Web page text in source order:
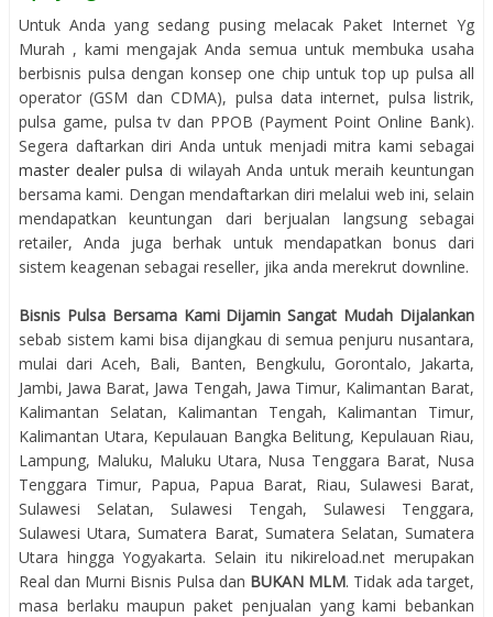
Untuk Anda yang sedang pusing melacak Paket Internet Yg
Murah , kami mengajak Anda semua untuk membuka usaha
berbisnis pulsa dengan konsep one chip untuk top up pulsa all
operator (GSM dan CDMA), pulsa data internet, pulsa listrik,
pulsa game, pulsa tv dan PPOB (Payment Point Online Bank).
Segera daftarkan diri Anda untuk menjadi mitra kami sebagai
master dealer pulsa di wilayah Anda untuk meraih keuntungan
bersama kami. Dengan mendaftarkan diri melalui web ini, selain
mendapatkan keuntungan dari berjualan langsung sebagai
retailer, Anda juga berhak untuk mendapatkan bonus dari
sistem keagenan sebagai reseller, jika anda merekrut downline.
Bisnis Pulsa Bersama Kami Dijamin Sangat Mudah Dijalankan
sebab sistem kami bisa dijangkau di semua penjuru nusantara,
mulai dari Aceh, Bali, Banten, Bengkulu, Gorontalo, Jakarta,
Jambi, Jawa Barat, Jawa Tengah, Jawa Timur, Kalimantan Barat,
Kalimantan Selatan, Kalimantan Tengah, Kalimantan Timur,
Kalimantan Utara, Kepulauan Bangka Belitung, Kepulauan Riau,
Lampung, Maluku, Maluku Utara, Nusa Tenggara Barat, Nusa
Tenggara Timur, Papua, Papua Barat, Riau, Sulawesi Barat,
Sulawesi Selatan, Sulawesi Tengah, Sulawesi Tenggara,
Sulawesi Utara, Sumatera Barat, Sumatera Selatan, Sumatera
Utara hingga Yogyakarta. Selain itu nikireload.net merupakan
Real dan Murni Bisnis Pulsa dan BUKAN MLM. Tidak ada target,
masa berlaku maupun paket penjualan yang kami bebankan